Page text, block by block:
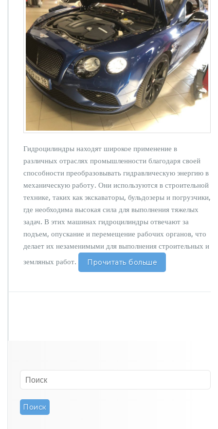
и
д
р
о
ц
и
и
н
д
р
ы:
П
р
м
е
н
н
и
е
и
р
е
Гидроцилиндры находят широкое применение в
различных отраслях промышленности благодаря своей
способности преобразовывать гидравлическую энергию в
механическую работу. Они используются в строительной
технике, таких как экскаваторы, бульдозеры и погрузчики,
где необходима высокая сила для выполнения тяжелых
задач. В этих машинах гидроцилиндры отвечают за
подъем, опускание и перемещение рабочих органов, что
делает их незаменимыми для выполнения строительных и
земляных работ.
Прочитать больше